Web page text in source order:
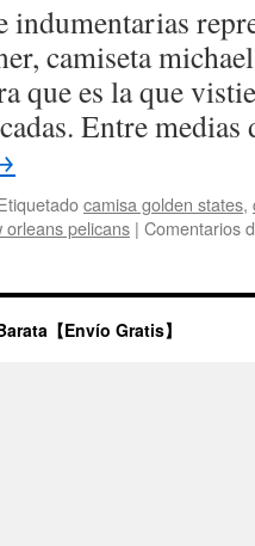
camiseta
que es la que
Entre
camisa golden states,
pelicans | Comentarios
【Envío Gratis】